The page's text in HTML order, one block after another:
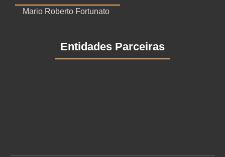
Mario Roberto Fortunato
Entidades Parceiras